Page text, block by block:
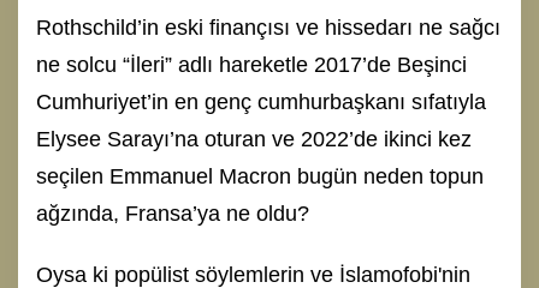
Rothschild’in eski finançısı ve hissedarı ne sağcı
ne solcu “İleri” adlı hareketle 2017’de Beşinci
Cumhuriyet’in en genç cumhurbaşkanı sıfatıyla
Elysee Sarayı’na oturan ve 2022’de ikinci kez
seçilen Emmanuel Macron bugün neden topun
ağzında, Fransa’ya ne oldu?
Oysa ki popülist söylemlerin ve İslamofobi'nin